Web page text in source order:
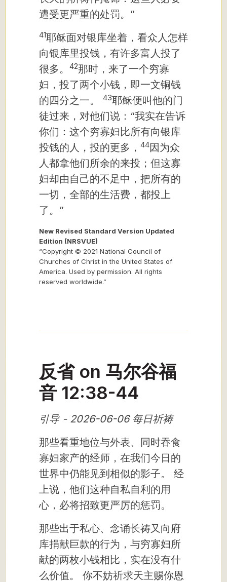
遭受更严重的处罚。”
41耶稣面对银库坐着，看众人怎样
向银库里投钱，有许多富人投了
很多。
42那时，来了一个穷寡
妇，投了两个小钱，即一文铜钱
的四分之一。
43耶稣便叫他的门
徒过来，对他们说：“我实在告诉
你们：这个穷寡妇比所有向银库
投钱的人，投的更多， 44因为众
人都拿他们所余的来投；但这寡
妇却由自己的不足中，把所有的
一切，全部的生活费，都投上
了。”
New Revised Standard Version Updated
Edition (NRSVUE)
“Copyright © 2021 National Council of
Churches of Christ in the United States of
America. Used by permission. All rights
reserved worldwide.”
反省 on 马尔谷福
音 12:38-44
引导 - 2026-06-06 每日祈祷
那些看重地位与外表、同时吞食
寡妇家产的经师，在我们今日的
世界中仍能见到相似的影子。 经
上说，他们这种自私自利的用
心，必将招致更严厉的惩罚。
那些出于私心、念诵长祷又向府
库捐献巨款的行为，与穷寡妇所
献的两枚小钱相比，实在没有什
么价值。 你不妨祈求天主赐你恩